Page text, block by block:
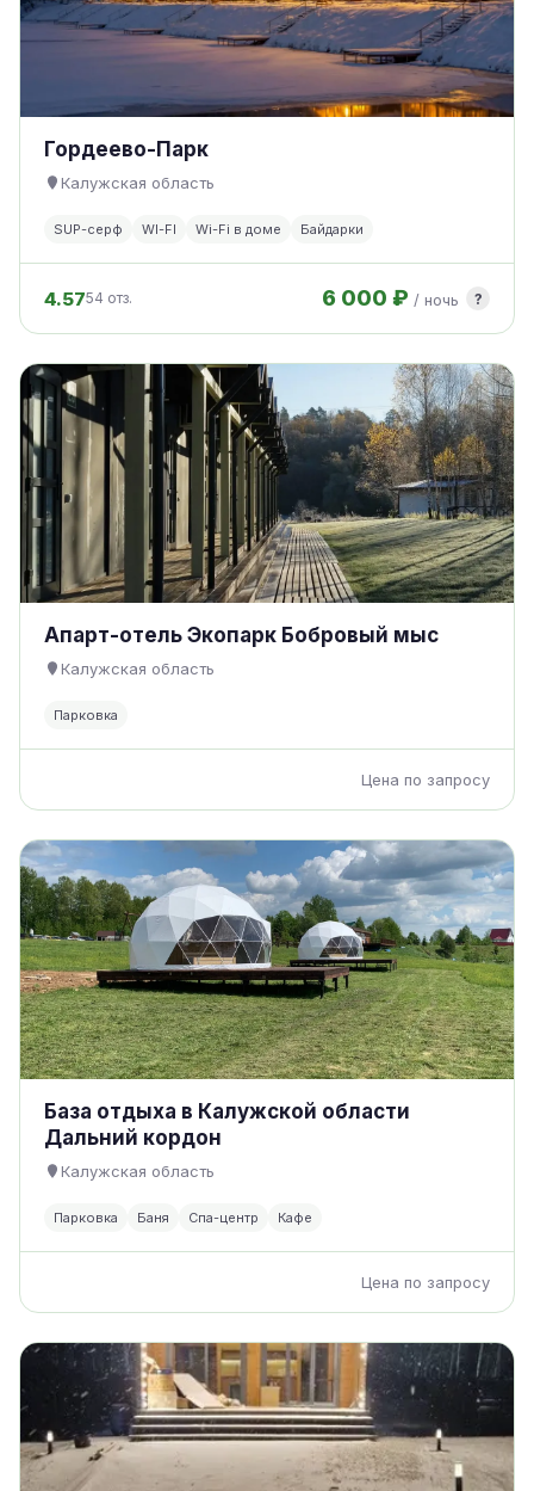
Гордеево-Парк
Калужская область
SUP-серф WI-FI Wi-Fi в доме Байдарки
4.5754 отз. 6 000 ₽ / ночь ?
Апарт-отель Экопарк Бобровый мыс
Калужская область
Парковка
Цена по запросу
База отдыха в Калужской области
Дальний кордон
Калужская область
Парковка Баня Спа-центр Кафе
Цена по запросу